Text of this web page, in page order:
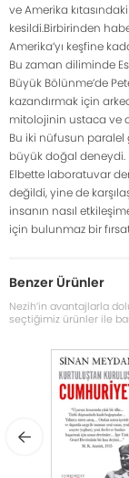
ve Amerika
kesildi.Birbirinden
Amerika’yı keşfine
Bu zaman diliminde
Büyük Bölünme’de
kazandırmak için
mitolojinin ustaca ve
Bu iki nüfusun paralel
büyük doğal deneydi.
Elbette laboratuvar
değildi, yine de
insanın nasıl
için bulunmaz bir
Benzer Ürünler
Nezih’in avantajlarla
seçtiğimiz ürünler ile